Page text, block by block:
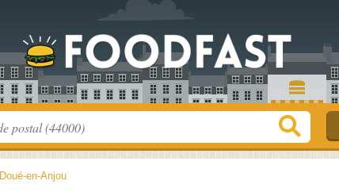
Doué-en-Anjou